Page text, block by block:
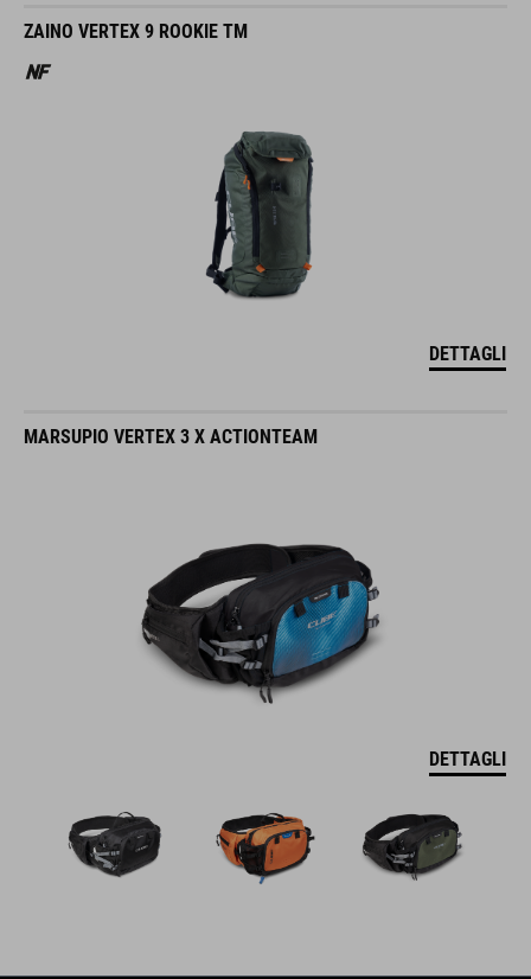
ZAINO VERTEX 9 ROOKIE TM
DETTAGLI
MARSUPIO VERTEX 3 X ACTIONTEAM
DETTAGLI